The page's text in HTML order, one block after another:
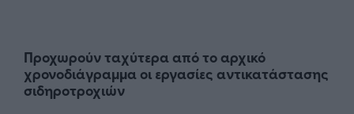
Προχωρούν ταχύτερα από το αρχικό
χρονοδιάγραμμα οι εργασίες αντικατάστασης
σιδηροτροχιών